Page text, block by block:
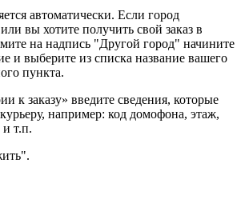
автоматически. Если город
вы хотите получить свой заказ в
на надпись "Другой город" начините
и выберите из списка название вашего
пункта.
к заказу» введите сведения, которые
например: код домофона, этаж,
и т.п.